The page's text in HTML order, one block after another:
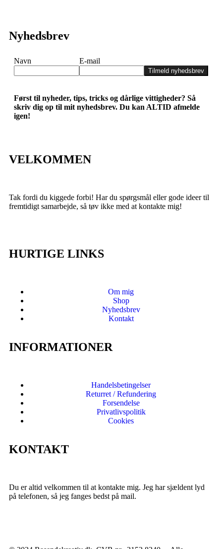
Nyhedsbrev
Navn E-mail
Tilmeld nyhedsbrev
Først til nyheder, tips, tricks og dårlige vittigheder? Så
skriv dig op til mit nyhedsbrev. Du kan ALTID afmelde
igen!
VELKOMMEN
Tak fordi du kiggede forbi! Har du spørgsmål eller gode ideer til
fremtidigt samarbejde, så tøv ikke med at kontakte mig!
HURTIGE LINKS
Om mig
Shop
Nyhedsbrev
Kontakt
INFORMATIONER
Handelsbetingelser
Returret / Refundering
Forsendelse
Privatlivspolitik
Cookies
KONTAKT
Du er altid velkommen til at kontakte mig. Jeg har sjældent lyd
på telefonen, så jeg fanges bedst på mail.